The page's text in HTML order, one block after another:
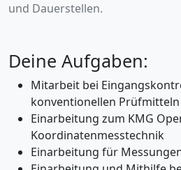
und Dauerstellen.
Deine Aufgaben:
Mitarbeit bei
konventionellen Prüfmitteln
Einarbeitung zum KMG
Koordinatenmesstechnik
Einarbeitung für